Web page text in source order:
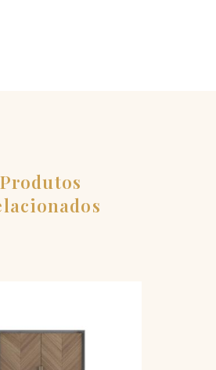
Produtos